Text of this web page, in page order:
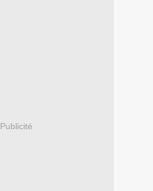
Publicité